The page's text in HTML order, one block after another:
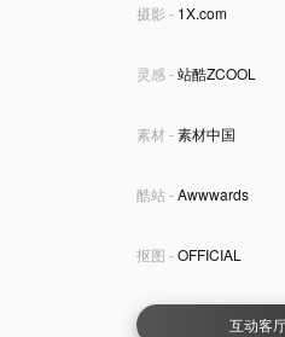
摄影 - 1X.com
灵感 -站酷ZCOOL
素材 -素材中国
酷站 -Awwwards
抠图 -OFFICIAL
互动客